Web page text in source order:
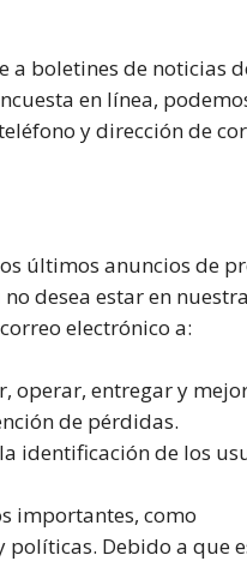
a boletines de noticias
en línea,
y dirección de
últimos anuncios de
desea estar en
electrónico a:
operar, entregar y
de pérdidas.
identificación de los
importantes, como
políticas. Debido a que